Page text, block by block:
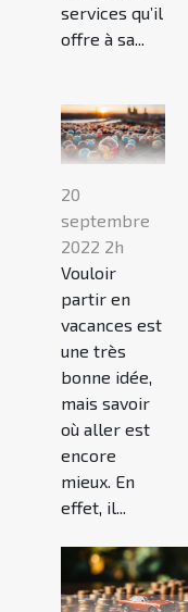
services qu’il
offre à sa...
20
septembre
2022 2h
Vouloir
partir en
vacances est
une très
bonne idée,
mais savoir
où aller est
encore
mieux. En
effet, il...